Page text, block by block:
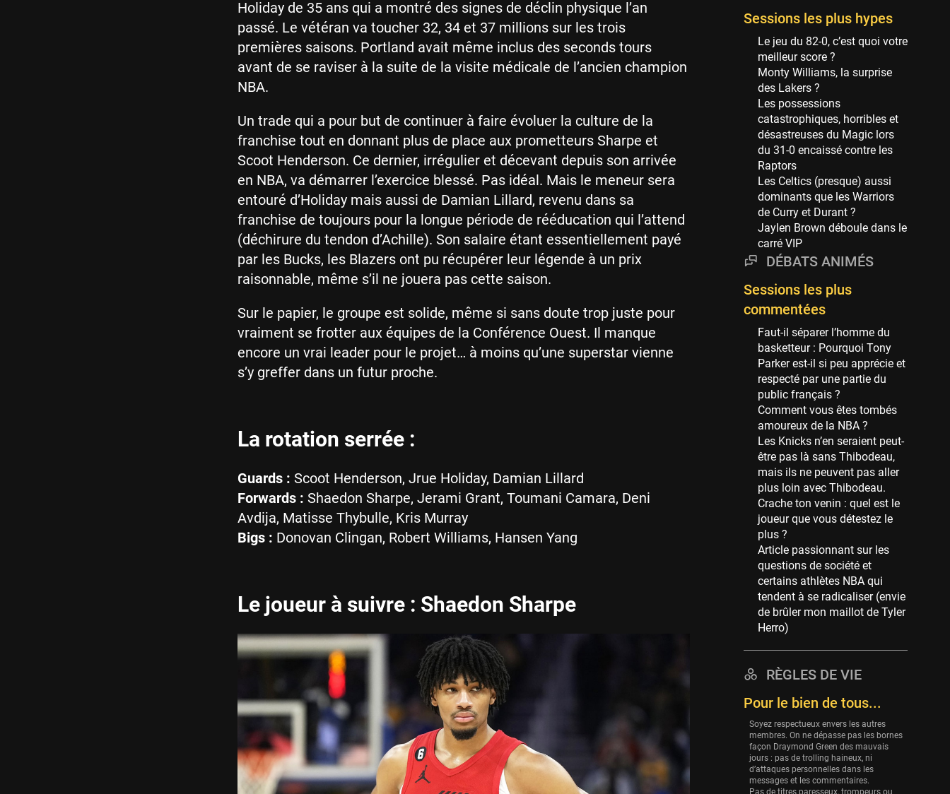
Holiday de 35 ans qui a montré des signes de déclin physique l’an
passé. Le vétéran va toucher 32, 34 et 37 millions sur les trois
premières saisons. Portland avait même inclus des seconds tours
avant de se raviser à la suite de la visite médicale de l’ancien champion
NBA.
Un trade qui a pour but de continuer à faire évoluer la culture de la
franchise tout en donnant plus de place aux prometteurs Sharpe et
Scoot Henderson. Ce dernier, irrégulier et décevant depuis son arrivée
en NBA, va démarrer l’exercice blessé. Pas idéal. Mais le meneur sera
entouré d’Holiday mais aussi de Damian Lillard, revenu dans sa
franchise de toujours pour la longue période de rééducation qui l’attend
(déchirure du tendon d’Achille). Son salaire étant essentiellement payé
par les Bucks, les Blazers ont pu récupérer leur légende à un prix
raisonnable, même s’il ne jouera pas cette saison.
Sur le papier, le groupe est solide, même si sans doute trop juste pour
vraiment se frotter aux équipes de la Conférence Ouest. Il manque
encore un vrai leader pour le projet… à moins qu’une superstar vienne
s’y greffer dans un futur proche.
La rotation serrée :
Guards : Scoot Henderson, Jrue Holiday, Damian Lillard
Forwards : Shaedon Sharpe, Jerami Grant, Toumani Camara, Deni
Avdija, Matisse Thybulle, Kris Murray
Bigs : Donovan Clingan, Robert Williams, Hansen Yang
Le joueur à suivre : Shaedon Sharpe
89 sessions
Milwaukee Bucks
82 sessions
Hoop Culture
73 sessions
Oklahoma City Thunder
69 sessions
Phoenix Suns
69 sessions
Miami Heat
63 sessions
Los Angeles Clippers
61 sessions
53 sessions
New Orleans Pelicans
53 sessions
Jeux Olympiques
52 sessions
Atlanta Hawks
45 sessions
Chicago Bulls
41 sessions
Memphis Grizzlies
39 sessions
Cleveland Cavaliers
38 sessions
Orlando Magic
36 sessions
Euroleague
34 sessions
Charlotte Hornets
Houston Rockets
Washington Wizards
29 sessions
Portland Trail Blazers
27 sessions
Eurobasket
Sessions les plus hypes
Le jeu du 82-0, c’est quoi votre
meilleur score ?
Monty Williams, la surprise
des Lakers ?
Les possessions
catastrophiques, horribles et
désastreuses du Magic lors
du 31-0 encaissé contre les
Raptors
Les Celtics (presque) aussi
dominants que les Warriors
de Curry et Durant ?
Jaylen Brown déboule dans le
carré VIP
DÉBATS ANIMÉS
Sessions les plus
commentées
Faut-il séparer l’homme du
basketteur : Pourquoi Tony
Parker est-il si peu apprécie et
respecté par une partie du
public français ?
Comment vous êtes tombés
amoureux de la NBA ?
Les Knicks n’en seraient peut-
être pas là sans Thibodeau,
mais ils ne peuvent pas aller
plus loin avec Thibodeau.
Crache ton venin : quel est le
joueur que vous détestez le
plus ?
Article passionnant sur les
questions de société et
certains athlètes NBA qui
tendent à se radicaliser (envie
de brûler mon maillot de Tyler
Herro)
RÈGLES DE VIE
Pour le bien de tous...
Soyez respectueux envers les autres
membres. On ne dépasse pas les bornes
façon Draymond Green des mauvais
jours : pas de trolling haineux, ni
d’attaques personnelles dans les
messages et les commentaires.
Pas de titres paresseux, trompeurs ou